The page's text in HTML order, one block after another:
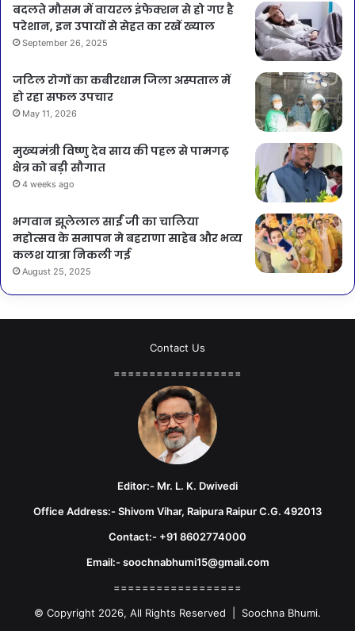
बदलते मौसम में वायरल इंफेक्शन से हो गए है
परेशान, इन उपायों से सेहत का रखें ख्याल
September 26, 2025
जटिल रोगों का कबीरधाम जिला अस्पताल में
हो रहा सफल उपचार
May 11, 2026
मुख्यमंत्री विष्णु देव साय की पहल से पामगढ़
क्षेत्र को बड़ी सौगात
4 weeks ago
भगवान झूलेलाल साईं जी का चालिया
महोत्सव के समापन मे बहराणा साहेब और भव्य
कलश यात्रा निकली गई
August 25, 2025
Contact Us
==================
Editor:- Mr. L. K. Dwivedi
Office Address:- Shivom Vihar, Raipura Raipur C.G. 492013
Contact:- +91 8602774000
Email:- soochnabhumi15@gmail.com
==================
© Copyright 2026, All Rights Reserved | Soochna Bhumi.